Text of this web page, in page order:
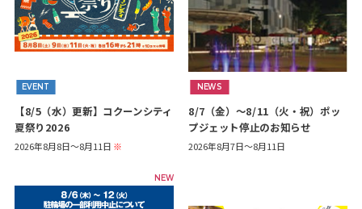
EVENT
【8/5（水）更新】コクーンシティ
夏祭り2026
2026年8月8日～8月11日 ※
NEWS
8/7（金）～8/11（火・祝）ポッ
プジェット停止のお知らせ
2026年8月7日～8月11日
NEW